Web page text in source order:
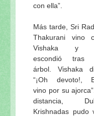
con ella”.
Más tarde, Sri
Thakurani vino
Vishaka y
escondió tras
árbol. Vishaka
“¡Oh devoto!,
vino por su
distancia,
Krishnadas pudo